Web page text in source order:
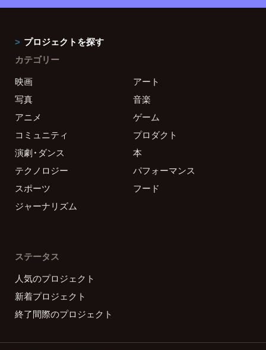
プロジェクトを探す
カテゴリー
映画
アート
写真
音楽
アニメ
ゲーム
コミュニティ
プロダクト
演劇・ダンス
本
テクノロジー
パフォーマンス
スポーツ
フード
ジャーナリズム
ステータス
人気のプロジェクト
新着プロジェクト
終了間際のプロジェクト